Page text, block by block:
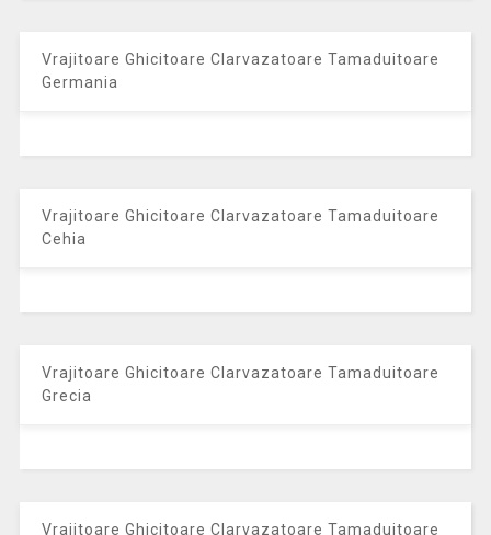
Vrajitoare Ghicitoare Clarvazatoare Tamaduitoare
Germania
Vrajitoare Ghicitoare Clarvazatoare Tamaduitoare
Cehia
Vrajitoare Ghicitoare Clarvazatoare Tamaduitoare
Grecia
Vrajitoare Ghicitoare Clarvazatoare Tamaduitoare